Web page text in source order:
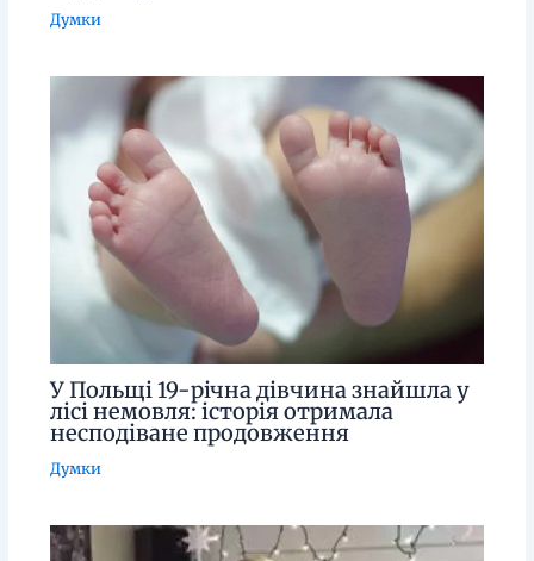
Думки
У Польщі 19-річна дівчина знайшла у
лісі немовля: історія отримала
несподіване продовження
Думки